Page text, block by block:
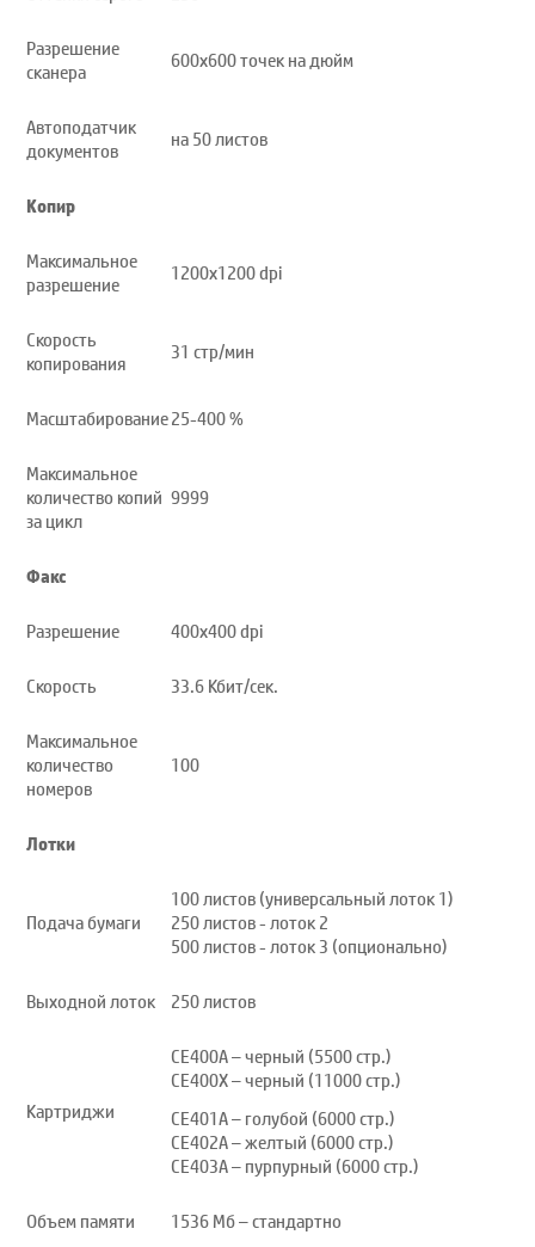
Разрешение
сканера
600x600 точек на дюйм
Автоподатчик
документов
на 50 листов
Копир
Максимальное
разрешение
1200x1200 dpi
Скорость
копирования
31 стр/мин
Масштабирование25-400 %
Максимальное
количество копий
за цикл
9999
Факс
Разрешение 400x400 dpi
Скорость 33.6 Кбит/сек.
Максимальное
количество
номеров
100
Лотки
Подача бумаги
100 листов (универсальный лоток 1)
250 листов - лоток 2
500 листов - лоток 3 (опционально)
Выходной лоток 250 листов
Картриджи
CE400A – черный (5500 стр.)
CE400X – черный (11000 стр.)
CE401A – голубой (6000 стр.)
CE402A – желтый (6000 стр.)
CE403A – пурпурный (6000 стр.)
Объем памяти 1536 Мб – стандартно